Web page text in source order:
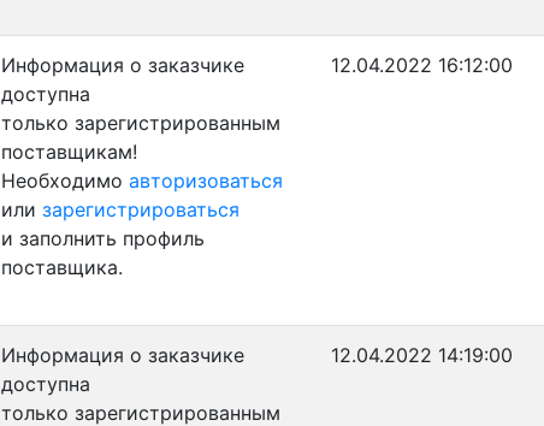
Информация о заказчике
доступна
только зарегистрированным
поставщикам!
Необходимо авторизоваться
или зарегистрироваться
и заполнить профиль
поставщика.
12.04.2022 16:12:00
Информация о заказчике
доступна
только зарегистрированным
12.04.2022 14:19:00